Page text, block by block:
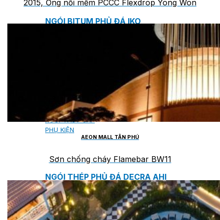
NGÓI BITUM PHỦ ĐÁ IKO
CROWNE SLATE
ROYAL ESTATE
ROOF FAST CAP
PHỤ KIỆN
NGÓI THÉP PHỦ ĐÁ DECRA AHI
CLASSIC
HERITAGE
MILANO
2015, Ống nối mềm PCCC Flexdrop Yong Won
AEON MALL TÂN PHÚ
Sơn chống cháy Flamebar BW11